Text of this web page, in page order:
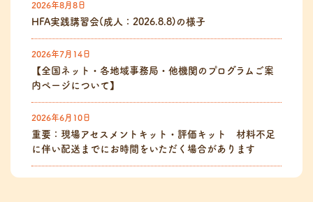
2026年8月8日
HFA実践講習会(成人：2026.8.8)の様子
2026年7月14日
【全国ネット・各地域事務局・他機関のプログラムご案
内ページについて】
2026年6月10日
重要：現場アセスメントキット・評価キット 材料不足
に伴い配送までにお時間をいただく場合があります